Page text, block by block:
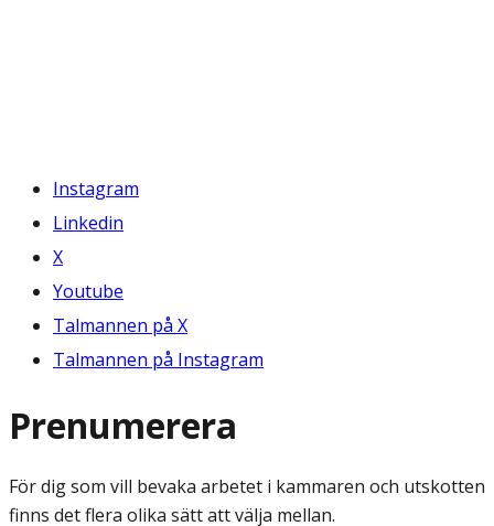
Instagram
Linkedin
X
Youtube
Talmannen på X
Talmannen på Instagram
Prenumerera
För dig som vill bevaka arbetet i kammaren och utskotten
finns det flera olika sätt att välja mellan.